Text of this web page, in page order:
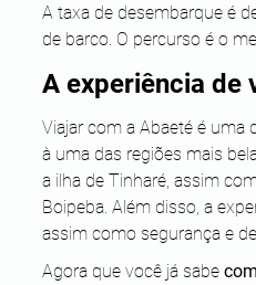
A taxa de desembarque é
de barco. O percurso é o
A experiência de
Viajar com a Abaeté é
à uma das regiões mais
a ilha de Tinharé, assim
Boipeba. Além disso, a
assim como segurança e
Agora que você já sabe